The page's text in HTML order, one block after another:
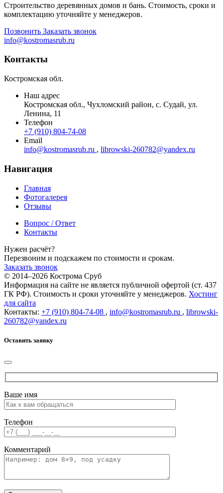
Строительство деревянных домов и бань. Стоимость, сроки и
комплектацию уточняйте у менеджеров.
Позвонить Заказать звонок
info@kostromasrub.ru
Контакты
Костромская обл.
Наш адрес
Костромская обл., Чухломский район, с. Судай, ул.
Ленина, 11
Телефон
+7 (910) 804-74-08
Email
info@kostromasrub.ru , librowski-260782@yandex.ru
Навигация
Главная
Фотогалерея
Отзывы
Вопрос / Ответ
Контакты
Нужен расчёт?
Перезвоним и подскажем по стоимости и срокам.
Заказать звонок
© 2014–2026 Кострома Сруб
Информация на сайте не является публичной офертой (ст. 437
ГК РФ). Стоимость и сроки уточняйте у менеджеров. Хостинг
для сайта
Контакты: +7 (910) 804-74-08 , info@kostromasrub.ru , librowski-
260782@yandex.ru
Оставить заявку
Ваше имя
Телефон
Комментарий